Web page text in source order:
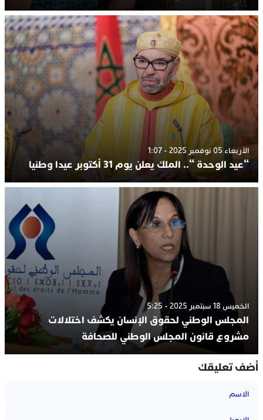
الأربعاء 05 نوفمبر 2025 - 1:07
“عيد الوحدة “.. الملك يعلن يوم 31 أكتوبر عيدا وطنيا
الخميس 18 سبتمبر 2025 - 5:25
المجلس الوطني لحقوق الإنسان يكشف اختلالات
مشروع قانون المجلس الوطني للصحافة
أضف تعليقك